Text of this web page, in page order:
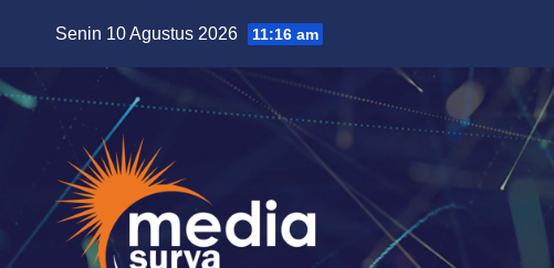
content
Senin 10 Agustus 2026 11:16 am